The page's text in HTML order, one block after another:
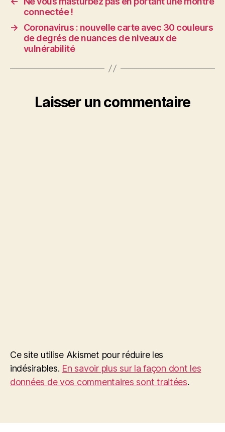
connectée !
→
Coronavirus : nouvelle carte avec 30 couleurs
de degrés de nuances de niveaux de
vulnérabilité
Laisser un commentaire
Ce site utilise Akismet pour réduire les
indésirables. En savoir plus sur la façon dont les
données de vos commentaires sont traitées.